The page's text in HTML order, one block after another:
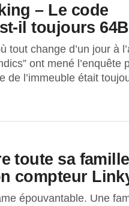
– Le code
il toujours
tout change d’un jour à
ont mené l’enquête
de l’immeuble était
toute sa
compteur
épouvantable. Une